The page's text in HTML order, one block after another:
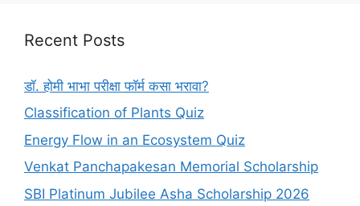
Recent Posts
डॉ. होमी भाभा परीक्षा फॉर्म कसा भरावा?
Classification of Plants Quiz
Energy Flow in an Ecosystem Quiz
Venkat Panchapakesan Memorial Scholarship
SBI Platinum Jubilee Asha Scholarship 2026